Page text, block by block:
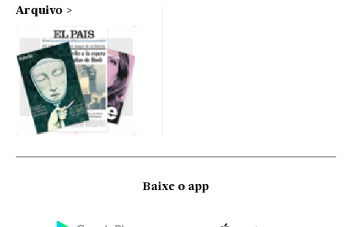
Arquivo
Baixe o app